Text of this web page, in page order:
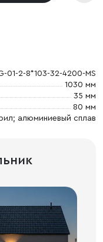
01-2-8*103-32-4200-MS
1030 мм
35 мм
80 мм
алюминиевый сплав